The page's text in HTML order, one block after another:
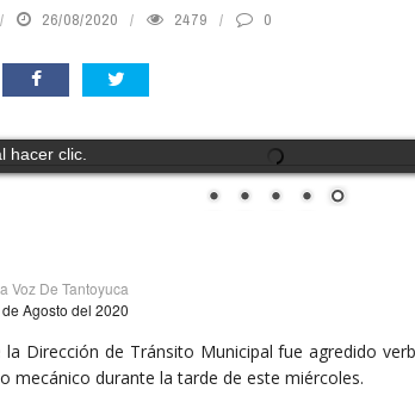
26/08/2020 2479 0
hacer clic.
De Tantoyuca
Agosto del 2020
la Dirección de Tránsito Municipal fue agredido
mecánico durante la tarde de este miércoles.